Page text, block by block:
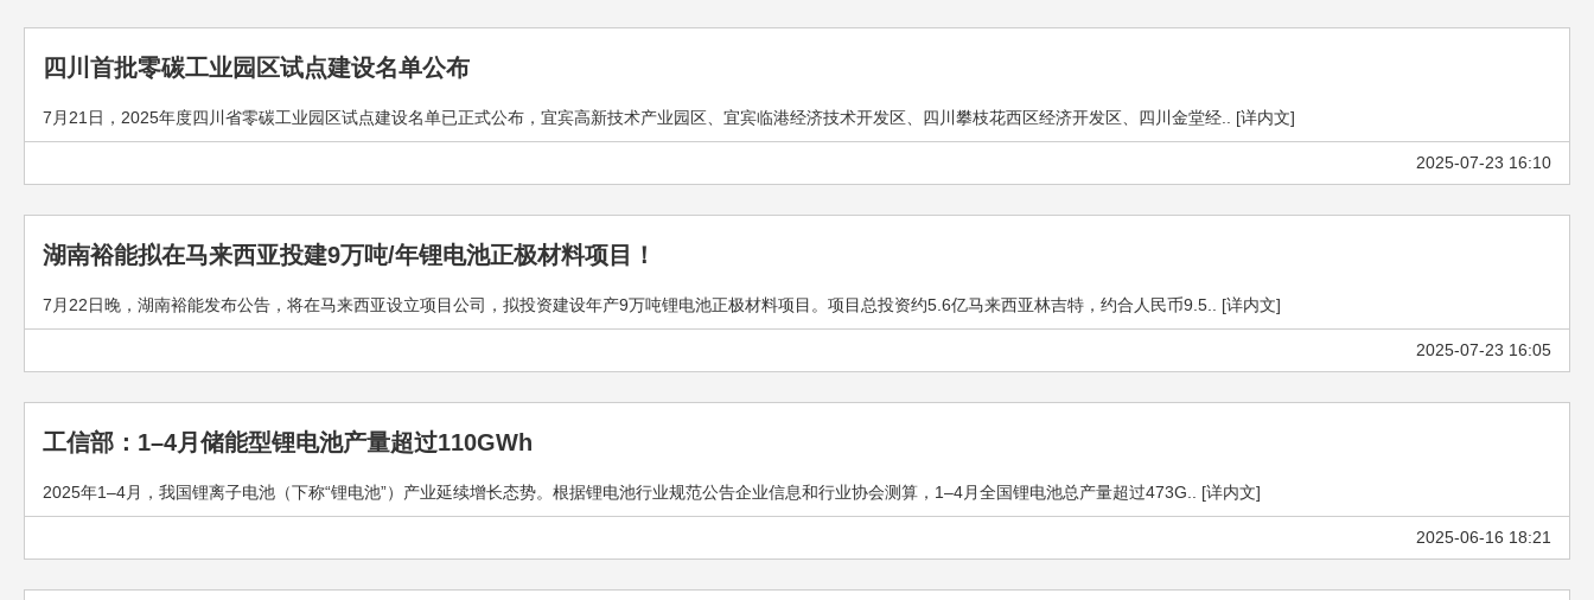
四川首批零碳工业园区试点建设名单公布
7月21日，2025年度四川省零碳工业园区试点建设名单已正式公布，宜宾高新技术产业园区、宜宾临港经济技术开发区、四川攀枝花西区经济开发区、四川金堂经.. [详内文]
2025-07-23 16:10
湖南裕能拟在马来西亚投建9万吨/年锂电池正极材料项目！
7月22日晚，湖南裕能发布公告，将在马来西亚设立项目公司，拟投资建设年产9万吨锂电池正极材料项目。项目总投资约5.6亿马来西亚林吉特，约合人民币9.5.. [详内文]
2025-07-23 16:05
工信部：1–4月储能型锂电池产量超过110GWh
2025年1–4月，我国锂离子电池（下称“锂电池”）产业延续增长态势。根据锂电池行业规范公告企业信息和行业协会测算，1–4月全国锂电池总产量超过473G.. [详内文]
2025-06-16 18:21